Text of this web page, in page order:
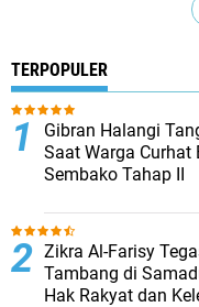
TERPOPULER
Gibran Halangi
Saat Warga Curhat
Sembako Tahap II
Zikra Al-Farisy
Tambang di
Hak Rakyat dan